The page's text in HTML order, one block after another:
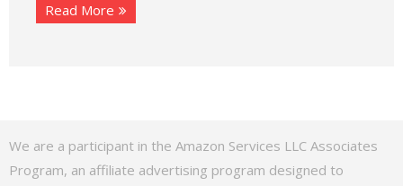
Read More
We are a participant in the Amazon Services LLC Associates
Program, an affiliate advertising program designed to